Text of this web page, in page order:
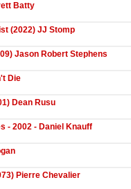
Batty
(2022) JJ Stomp
Jason Robert Stephens
Die
Dean Rusu
- 2002 - Daniel Knauff
Pierre Chevalier